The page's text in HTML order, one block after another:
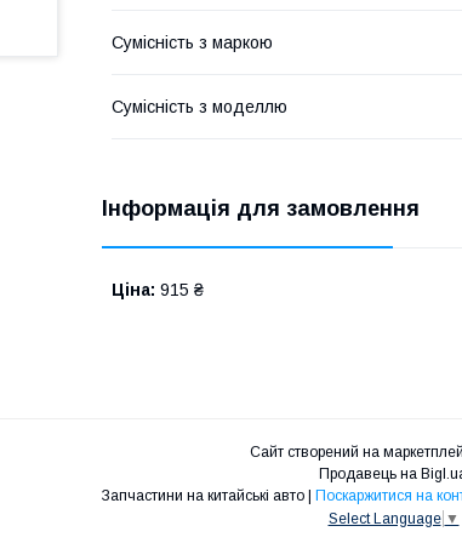
Сумісність з маркою
Сумісність з моделлю
Інформація для замовлення
Ціна: 915 ₴
Сайт створений на
Продавець на
Запчастини на китайські авто | Поскаржитися на
Select Language ▼